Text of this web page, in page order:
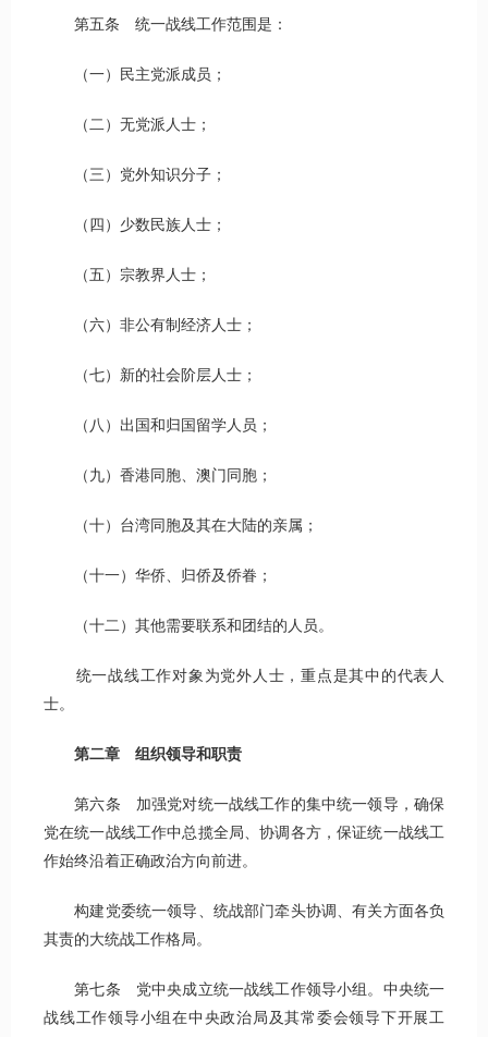
第五条 统一战线工作范围是：
（一）民主党派成员；
（二）无党派人士；
（三）党外知识分子；
（四）少数民族人士；
（五）宗教界人士；
（六）非公有制经济人士；
（七）新的社会阶层人士；
（八）出国和归国留学人员；
（九）香港同胞、澳门同胞；
（十）台湾同胞及其在大陆的亲属；
（十一）华侨、归侨及侨眷；
（十二）其他需要联系和团结的人员。
统一战线工作对象为党外人士，重点是其中的代表人
士。
第二章 组织领导和职责
第六条 加强党对统一战线工作的集中统一领导，确保
党在统一战线工作中总揽全局、协调各方，保证统一战线工
作始终沿着正确政治方向前进。
构建党委统一领导、统战部门牵头协调、有关方面各负
其责的大统战工作格局。
第七条 党中央成立统一战线工作领导小组。中央统一
战线工作领导小组在中央政治局及其常委会领导下开展工